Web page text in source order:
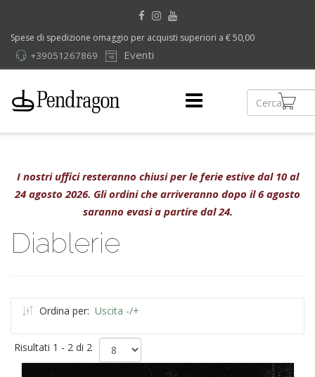
Spese di spedizione omaggio per acquisti superiori a € 50,00
Eventi
+39051267869
I nostri uffici resteranno chiusi per le ferie estive dal 10 al
24 agosto 2026. Gli ordini che arriveranno dopo il 6 agosto
saranno evasi a partire dal 24.
Diablerie
Ordina per: Uscita -/+
Risultati 1 - 2 di 2